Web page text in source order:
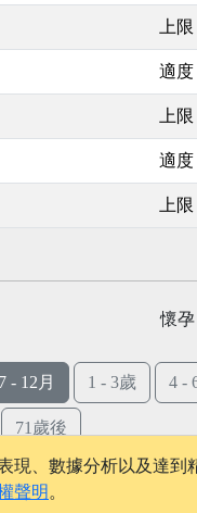
上限
適度
上限
適度
上限
懷孕
7 - 12月 1 - 3歲 4 -
71歲後
現、數據分析以及達
聲明 。